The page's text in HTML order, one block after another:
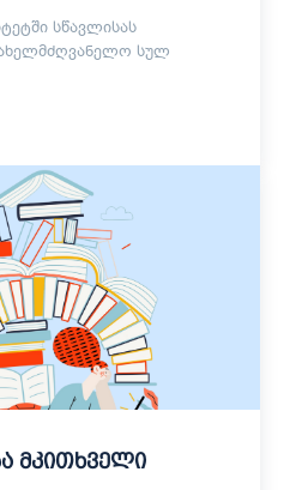
სულ
მკითხველი